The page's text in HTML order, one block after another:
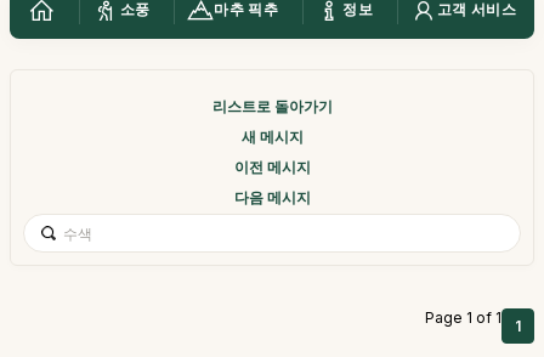
소풍 마추 픽추 정보 고객 서비스
리스트로 돌아가기
새 메시지
이전 메시지
다음 메시지
Page 1 of 1 1